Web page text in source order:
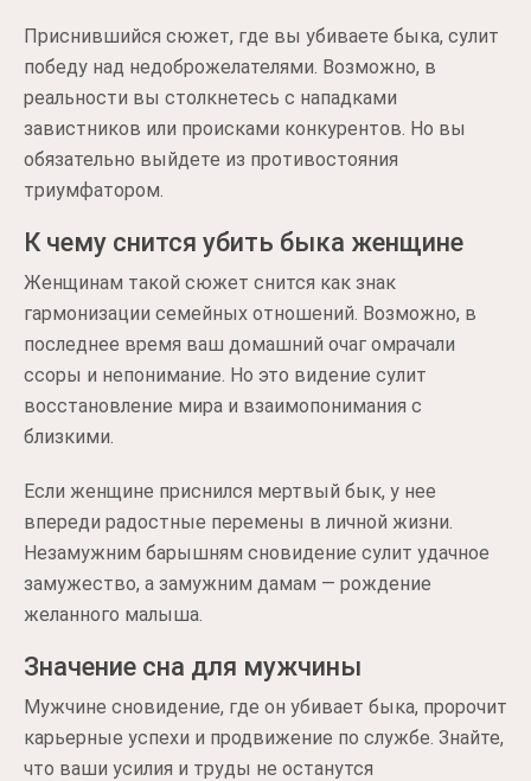
Приснившийся сюжет, где вы убиваете быка, сулит
победу над недоброжелателями. Возможно, в
реальности вы столкнетесь с нападками
завистников или происками конкурентов. Но вы
обязательно выйдете из противостояния
триумфатором.
К чему снится убить быка женщине
Женщинам такой сюжет снится как знак
гармонизации семейных отношений. Возможно, в
последнее время ваш домашний очаг омрачали
ссоры и непонимание. Но это видение сулит
восстановление мира и взаимопонимания с
близкими.
Если женщине приснился мертвый бык, у нее
впереди радостные перемены в личной жизни.
Незамужним барышням сновидение сулит удачное
замужество, а замужним дамам — рождение
желанного малыша.
Значение сна для мужчины
Мужчине сновидение, где он убивает быка, пророчит
карьерные успехи и продвижение по службе. Знайте,
что ваши усилия и труды не останутся